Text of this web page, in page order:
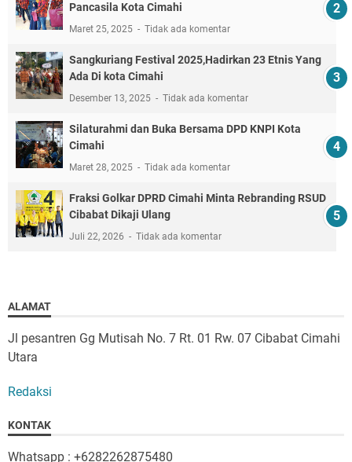
Pancasila Kota Cimahi
Maret 25, 2025 Tidak ada komentar
Sangkuriang Festival 2025,Hadirkan 23 Etnis Yang
Ada Di kota Cimahi
Desember 13, 2025 Tidak ada komentar
Silaturahmi dan Buka Bersama DPD KNPI Kota
Cimahi
Maret 28, 2025 Tidak ada komentar
Fraksi Golkar DPRD Cimahi Minta Rebranding RSUD
Cibabat Dikaji Ulang
Juli 22, 2026 Tidak ada komentar
ALAMAT
Jl pesantren Gg Mutisah No. 7 Rt. 01 Rw. 07 Cibabat Cimahi
Utara
Redaksi
KONTAK
Whatsapp : +6282262875480